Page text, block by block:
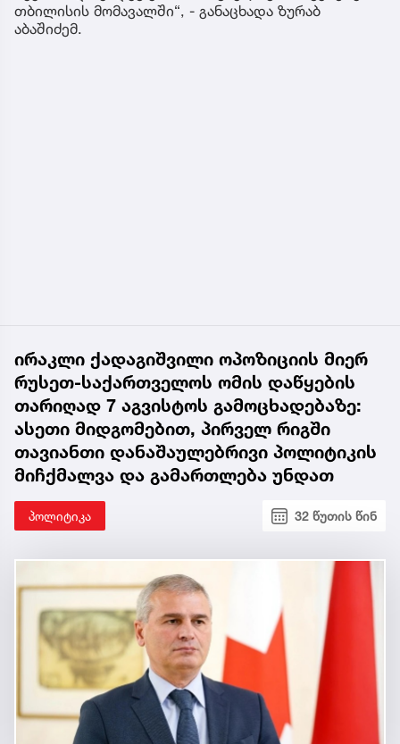
თბილისის მომავალში“, - განაცხადა ზურაბ
აბაშიძემ.
ირაკლი ქადაგიშვილი ოპოზიციის მიერ
რუსეთ-საქართველოს ომის დაწყების
თარიღად 7 აგვისტოს გამოცხადებაზე:
ასეთი მიდგომებით, პირველ რიგში
თავიანთი დანაშაულებრივი პოლიტიკის
მიჩქმალვა და გამართლება უნდათ
პოლიტიკა 32 წუთის წინ